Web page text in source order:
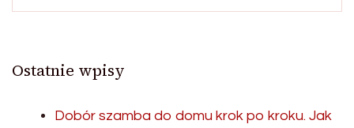
Ostatnie wpisy
Dobór szamba do domu krok po kroku. Jak